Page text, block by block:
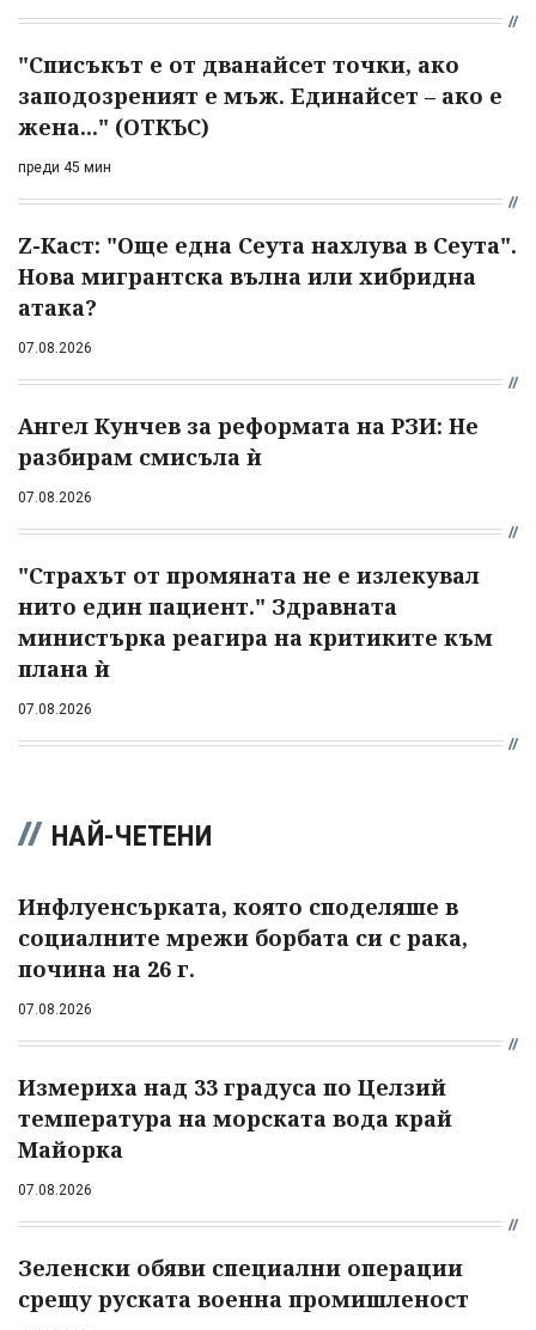
"Списъкът е от дванайсет точки, ако
заподозреният е мъж. Единайсет – ако е
жена..." (ОТКЪС)
преди 45 мин
Z-Каст: "Още една Сеута нахлува в Сеута".
Нова мигрантска вълна или хибридна
атака?
07.08.2026
Ангел Кунчев за реформата на РЗИ: Не
разбирам смисъла ѝ
07.08.2026
"Страхът от промяната не е излекувал
нито един пациент." Здравната
министърка реагира на критиките към
плана ѝ
07.08.2026
НАЙ-ЧЕТЕНИ
Инфлуенсърката, която споделяше в
социалните мрежи борбата си с рака,
почина на 26 г.
07.08.2026
Измериха над 33 градуса по Целзий
температура на морската вода край
Майорка
07.08.2026
Зеленски обяви специални операции
срещу руската военна промишленост